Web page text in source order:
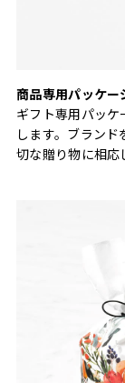
商品専用パッケー
ギフト専用パッ
します。ブラン
切な贈り物に相応